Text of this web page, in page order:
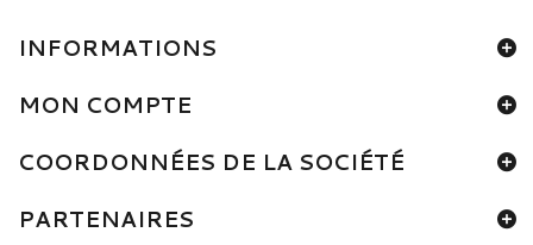
INFORMATIONS
MON COMPTE
COORDONNÉES DE LA SOCIÉTÉ
PARTENAIRES